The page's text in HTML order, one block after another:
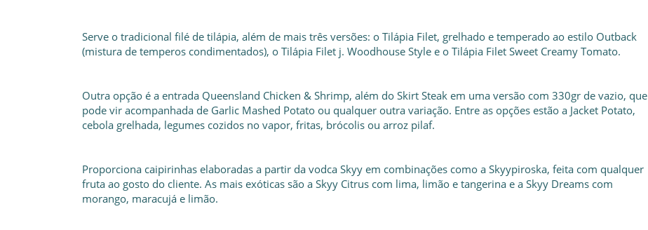
Serve o tradicional filé de tilápia, além de mais três versões: o Tilápia Filet, grelhado e temperado ao estilo Outback
(mistura de temperos condimentados), o Tilápia Filet j. Woodhouse Style e o Tilápia Filet Sweet Creamy Tomato.
Outra opção é a entrada Queensland Chicken & Shrimp, além do Skirt Steak em uma versão com 330gr de vazio, que
pode vir acompanhada de Garlic Mashed Potato ou qualquer outra variação. Entre as opções estão a Jacket Potato,
cebola grelhada, legumes cozidos no vapor, fritas, brócolis ou arroz pilaf.
Proporciona caipirinhas elaboradas a partir da vodca Skyy em combinações como a Skyypiroska, feita com qualquer
fruta ao gosto do cliente. As mais exóticas são a Skyy Citrus com lima, limão e tangerina e a Skyy Dreams com
morango, maracujá e limão.